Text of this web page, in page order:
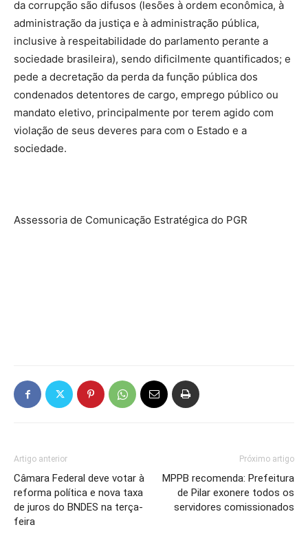
da corrupção são difusos (lesões à ordem econômica, à
administração da justiça e à administração pública,
inclusive à respeitabilidade do parlamento perante a
sociedade brasileira), sendo dificilmente quantificados; e
pede a decretação da perda da função pública dos
condenados detentores de cargo, emprego público ou
mandato eletivo, principalmente por terem agido com
violação de seus deveres para com o Estado e a
sociedade.
Assessoria de Comunicação Estratégica do PGR
Artigo anterior
Câmara Federal deve votar à
reforma política e nova taxa
de juros do BNDES na terça-
feira
Próximo artigo
MPPB recomenda: Prefeitura
de Pilar exonere todos os
servidores comissionados